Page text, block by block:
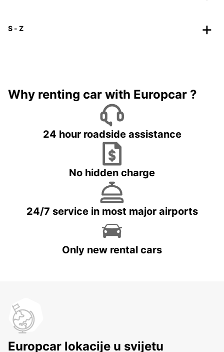
S - Z
Why renting car with Europcar ?
24 hour roadside assistance
No hidden charge
24/7 service in most major airports
Only new rental cars
Europcar lokacije u svijetu